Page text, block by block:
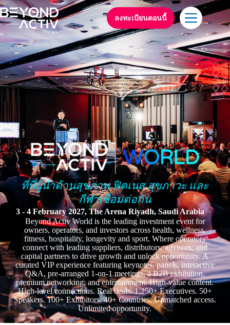
ลงทะเบียนตอนนี้
ที่ที่ผู้นำด้านสุขภาพ ฟิตเนส สุขภาวะ และ
กีฬาเชื่อมต่อกัน
3 - 4 February 2027, The Arena Riyadh, Saudi Arabia
Beyond Activ World is the leading investment event for
owners, operators, and investors across health, wellness,
fitness, hospitality, longevity and sport. Where operators
connect with leading suppliers, distributors, advisors, and
capital partners to drive growth and unlock opportunity. A
curated VIP experience featuring keynotes, panels, interactive
Q&A, pre-arranged 1-on-1 meetings, a B2B exhibition,
premium networking, and entertainment. High-value content.
High-level connections. Real deals. 1,250+ Executives. 50+
Speakers. 100+ Exhibitors. 40+ Countries. Unmatched access.
Unlimited opportunity.